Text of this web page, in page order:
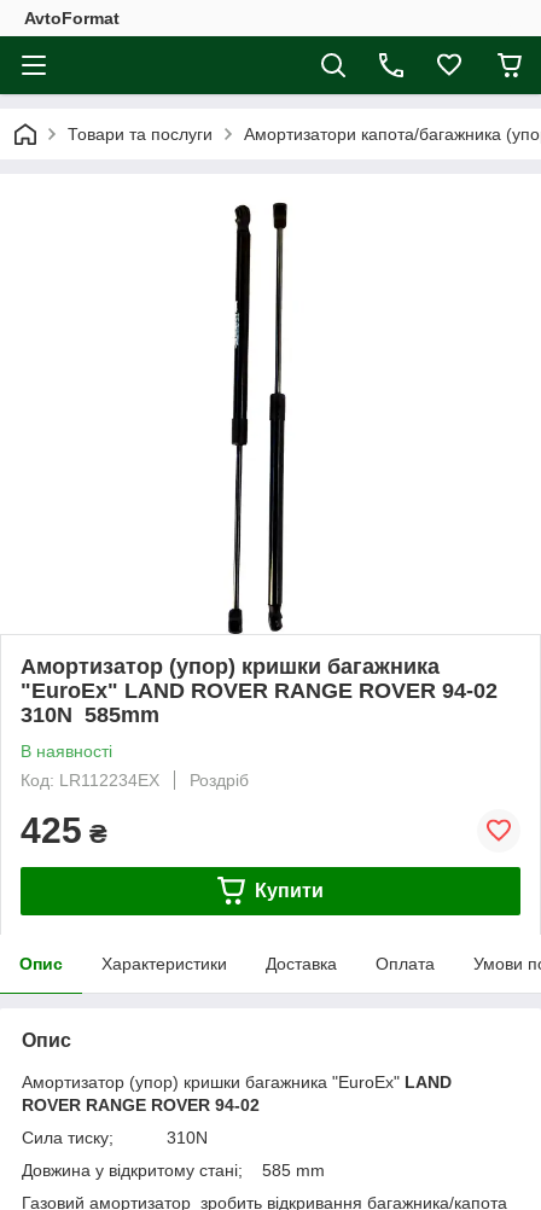
AvtoFormat
Товари та послуги Амортизатори капота/багажника
Амортизатор (упор) кришки багажника
"EuroEx" LAND ROVER RANGE ROVER 94-02
310N 585mm
В наявності
Код: LR112234EX
Роздріб
425 ₴
Купити
Опис Характеристики Доставка Оплата Умови
Опис
Амортизатор (упор) кришки багажника "EuroEx" LAND
ROVER RANGE ROVER 94-02
Сила тиску; 310N
Довжина у відкритому стані; 585 mm
Газовий амортизатор зробить відкривання багажника/капота